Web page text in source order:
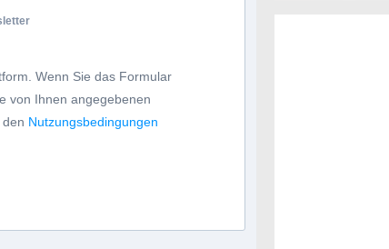
Wenn Sie das Formular
von Ihnen angegebenen
Nutzungsbedingungen